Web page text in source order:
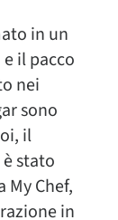
in un
il pacco
nei
sono
il
stato
Chef,
in